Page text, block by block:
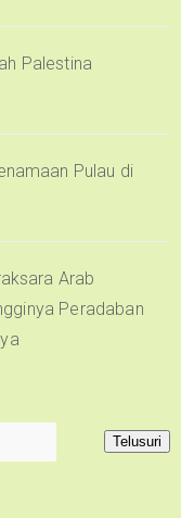
Palestina
Pulau di
Arab
Peradaban